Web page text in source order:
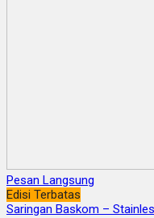
Pesan Langsung
Edisi Terbatas
Saringan Baskom –